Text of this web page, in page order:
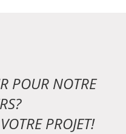
POUR NOTRE
PROJET!